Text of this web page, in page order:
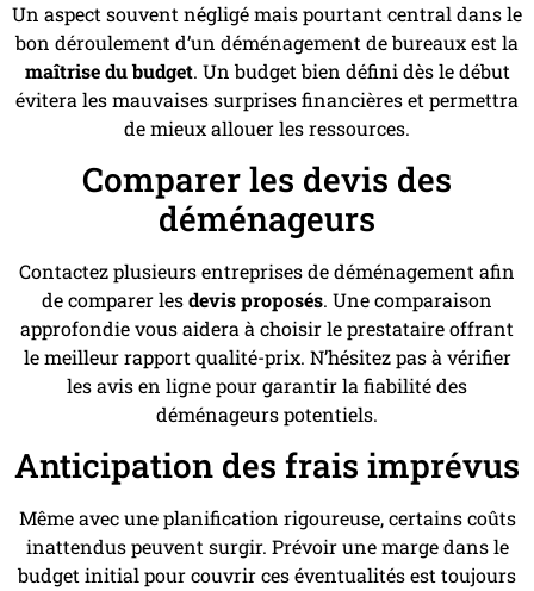
Un aspect souvent négligé mais pourtant central dans le
bon déroulement d’un déménagement de bureaux est la
maîtrise du budget. Un budget bien défini dès le début
évitera les mauvaises surprises financières et permettra
de mieux allouer les ressources.
Comparer les devis des
déménageurs
Contactez plusieurs entreprises de déménagement afin
de comparer lesdevis proposés. Une comparaison
approfondie vous aidera à choisir le prestataire offrant
le meilleur rapport qualité-prix. N’hésitez pas à vérifier
les avis en ligne pour garantir la fiabilité des
déménageurs potentiels.
Anticipation des frais imprévus
Même avec une planification rigoureuse, certains coûts
inattendus peuvent surgir. Prévoir une marge dans le
budget initial pour couvrir ces éventualités est toujours